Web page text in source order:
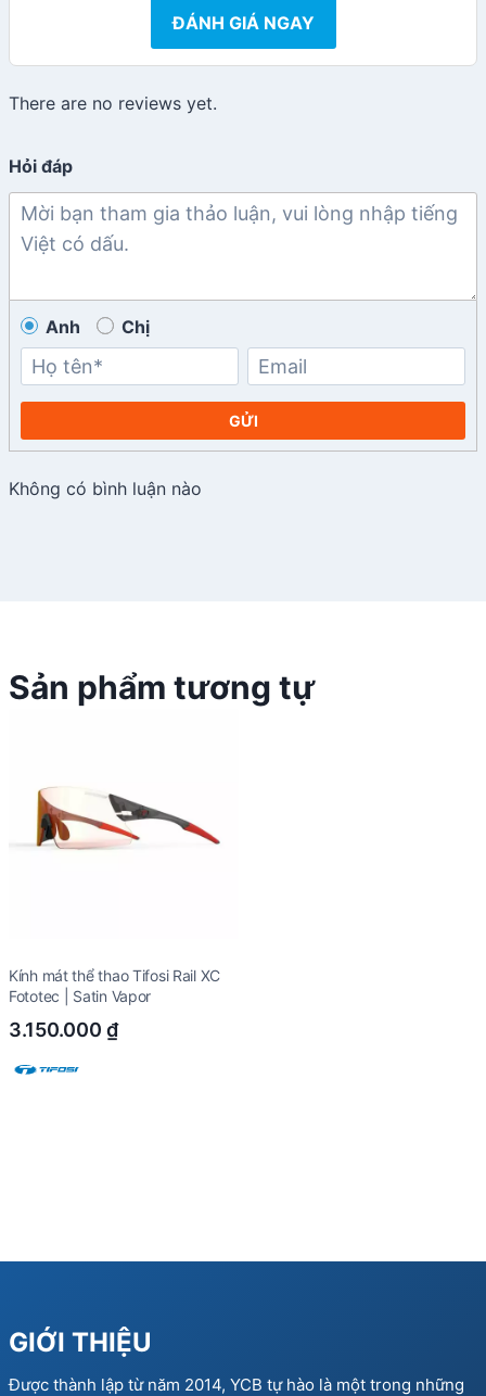
ĐÁNH GIÁ NGAY
There are no reviews yet.
Hỏi đáp
Anh Chị
GỬI
Không có bình luận nào
Sản phẩm tương tự
Kính mát thể thao Tifosi Rail XC
Fototec | Satin Vapor
3.150.000 ₫
GIỚI THIỆU
Được thành lập từ năm 2014, YCB tự hào là một trong những